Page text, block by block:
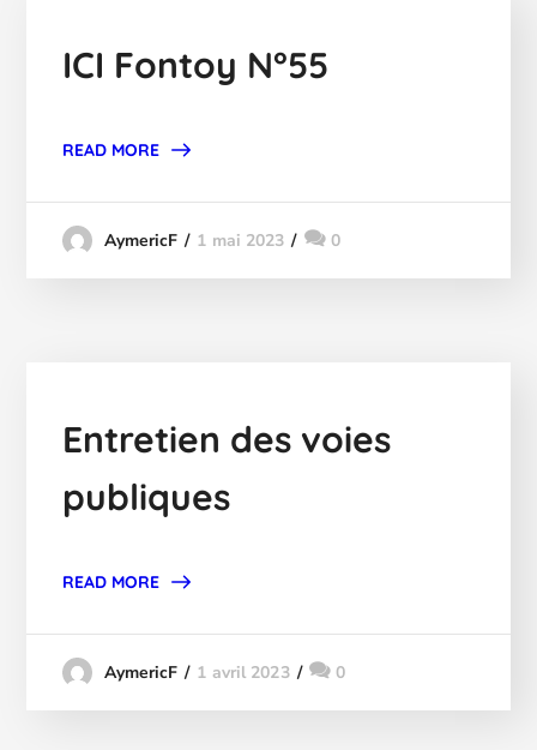
ICI Fontoy N°55
READ MORE
AymericF 1 mai 2023 0
Entretien des voies
publiques
READ MORE
AymericF 1 avril 2023 0